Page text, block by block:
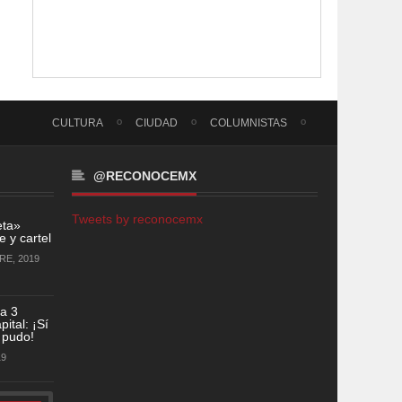
CULTURA CIUDAD COLUMNISTAS
y cartel
2019
3
¡Sí
@RECONOCEMX
Tweets by reconocemx